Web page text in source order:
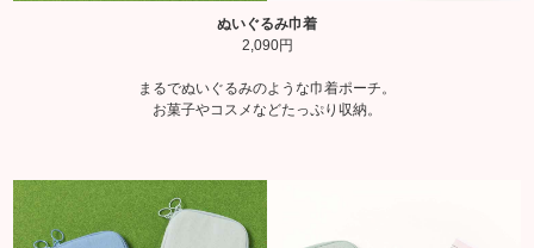
ぬいぐるみ巾着
2,090円
まるでぬいぐるみのような巾着ポーチ。
お菓子やコスメなどたっぷり収納。